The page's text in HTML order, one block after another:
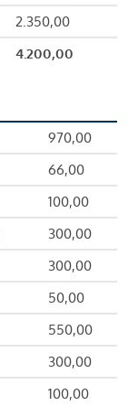
2.350,00
4.200,00
970,00
66,00
100,00
300,00
300,00
50,00
550,00
300,00
100,00